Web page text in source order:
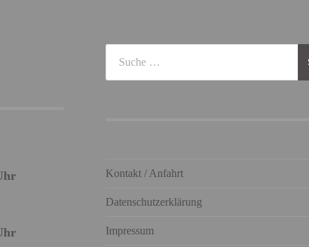
Kontakt / Anfahrt
Datenschutzerklärung
Impressum